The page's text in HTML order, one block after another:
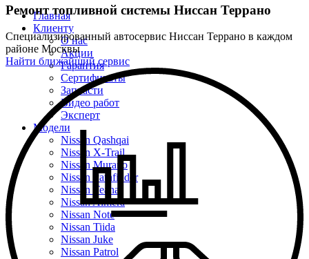
Главная
Клиенту
О нас
Акции
Гарантия
Сертификаты
Запчасти
Видео работ
Эксперт
Модели
Nissan Qashqai
Nissan X-Trail
Nissan Murano
Nissan Pathfinder
Nissan Teana
Nissan Almera
Nissan Note
Nissan Tiida
Nissan Juke
Nissan Patrol
Ремонт топливной системы Ниссан Террано
Специализированный автосервис Ниссан Террано в каждом
районе Москвы
Найти ближайший сервис